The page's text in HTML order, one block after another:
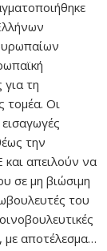
τη
τομέα. Οι
την
απειλούν να
σε μη βιώσιμη
του
με αποτέλεσμα…